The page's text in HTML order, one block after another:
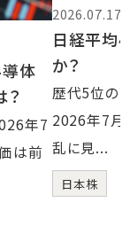
体
年7
は前
2026.07.17
日経平均
か？
歴代5位の
2026年7月
乱に見...
日本株